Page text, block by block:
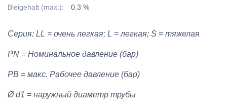
Bleigehalt (max.): 0.3 %
Серия: LL = очень легкая; L = легкая; S = тяжелая
PN = Номинальное давление (бар)
PB = макс. Рабочее давление (бар)
Ø d1 = наружный диаметр трубы